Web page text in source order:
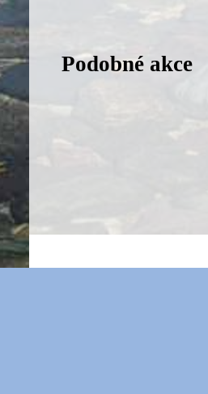
Podobné akce